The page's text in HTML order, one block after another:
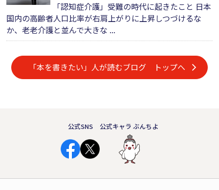
「認知症介護」受難の時代に起きたこと 日本
国内の高齢者人口比率が右肩上がりに上昇しつづけるな
か、老老介護と並んで大きな ...
「本を書きたい」人が読むブログ トップへ
公式SNS 公式キャラ ぶんちよ